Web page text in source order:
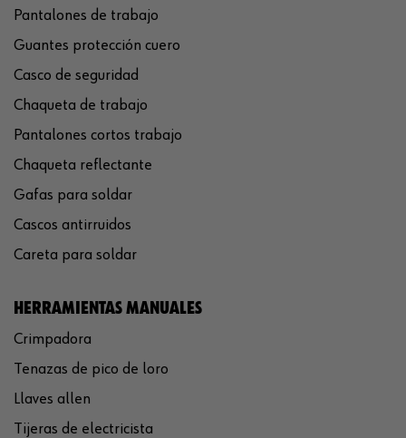
Pantalones de trabajo
Guantes protección cuero
Casco de seguridad
Chaqueta de trabajo
Pantalones cortos trabajo
Chaqueta reflectante
Gafas para soldar
Cascos antirruidos
Careta para soldar
HERRAMIENTAS MANUALES
Crimpadora
Tenazas de pico de loro
Llaves allen
Tijeras de electricista